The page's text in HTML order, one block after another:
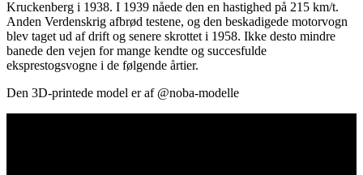
Kruckenberg i 1938. I 1939 nåede den en hastighed på 215 km/t.
Anden Verdenskrig afbrød testene, og den beskadigede motorvogn
blev taget ud af drift og senere skrottet i 1958. Ikke desto mindre
banede den vejen for mange kendte og succesfulde
eksprestogsvogne i de følgende årtier.
Den 3D-printede model er af @noba-modelle